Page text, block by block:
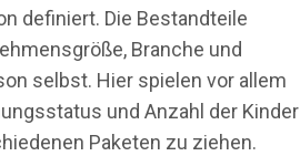
definiert. Die Bestandteile
Branche und
selbst. Hier spielen vor allem
und Anzahl der Kinder
Paketen zu ziehen.